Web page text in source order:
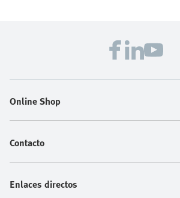
Online Shop
Contacto
Enlaces directos